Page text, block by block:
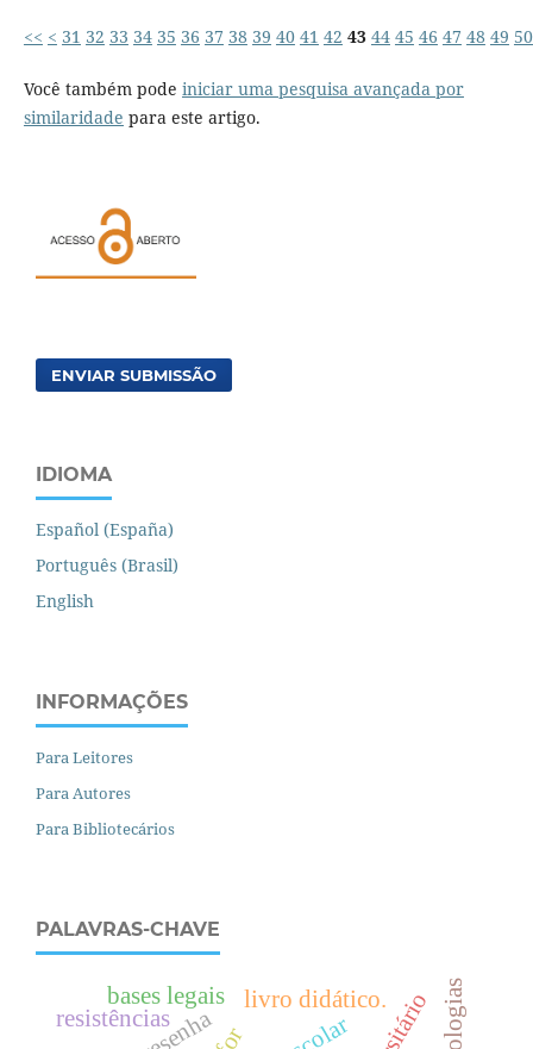
<< < 31 32 33 34 35 36 37 38 39 40 41 42 43 44 45 46 47 48 49 50
Você também pode iniciar uma pesquisa avançada por
similaridade para este artigo.
ENVIAR SUBMISSÃO
IDIOMA
Español (España)
Português (Brasil)
English
INFORMAÇÕES
Para Leitores
Para Autores
Para Bibliotecários
PALAVRAS-CHAVE
resenha
livro didático.
bases legais
resistências